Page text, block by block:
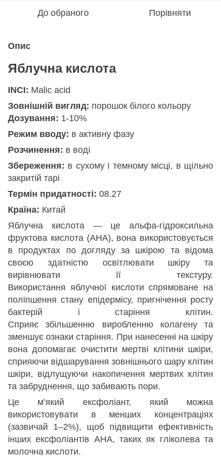
До обраного Порівняти
Опис
Яблучна кислота
INCI: Malic acid
Зовнішній вигляд: порошок білого кольору
Дозування: 1-10%
Режим вводу: в активну фазу
Розчинення: в воді
Збереження: в сухому і темному місці, в щільно
закритій тарі
Термін придатності: 08.27
Країна: Китай
Яблучна кислота — це альфа-гідроксильна
фруктова кислота (AHA), вона використовується
в продуктах по догляду за шкірою та відома
своєю здатністю освітлювати шкіру та
вирівнювати її текстуру.
Використання яблучної кислоти спрямоване на
поліпшення стану епідермісу, пригнічення росту
бактерій і старіння клітин.
Сприяє збільшенню виробленню колагену та
зменшує ознаки старіння. При нанесенні на шкіру
вона допомагає очистити мертві клітини шкіри,
сприяючи відшарування зовнішнього шару клітин
шкіри, відлущуючи накопичення мертвих клітин
та забруднення, що забивають пори.
Це м’який ексфоліант, який можна
використовувати в менших концентраціях
(зазвичай 1–2%), щоб підвищити ефективність
інших ексфоліантів AHA, таких як гліколева та
молочна кислоти.